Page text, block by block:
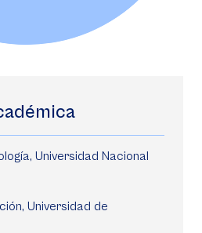
Universidad Nacional
Universidad de